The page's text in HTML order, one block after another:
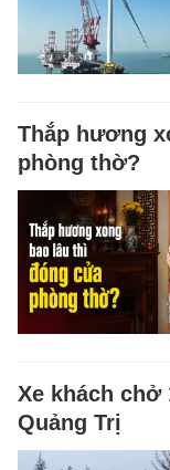
Thắp hương
phòng thờ?
Xe khách
Quảng Trị